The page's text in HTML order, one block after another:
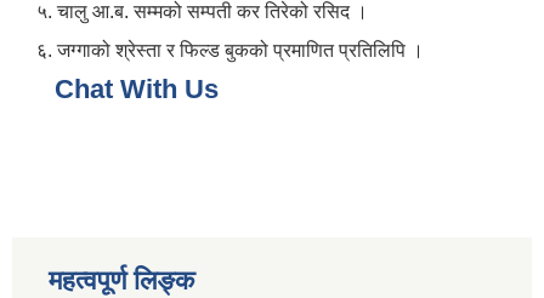
५. चालु आ.ब. सम्मको सम्पती कर तिरेको रसिद ।
६. जग्गाको श्रेस्ता र फिल्ड बुकको प्रमाणित प्रतिलिपि ।
Chat With Us
महत्वपूर्ण लिङ्क